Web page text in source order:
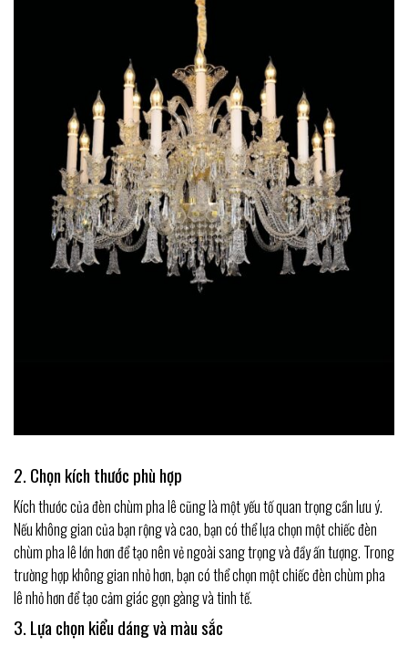
2. Chọn kích thước phù hợp
Kích thước của đèn chùm pha lê cũng là một yếu tố quan trọng cần lưu ý.
Nếu không gian của bạn rộng và cao, bạn có thể lựa chọn một chiếc đèn
chùm pha lê lớn hơn để tạo nên vẻ ngoài sang trọng và đầy ấn tượng. Trong
trường hợp không gian nhỏ hơn, bạn có thể chọn một chiếc đèn chùm pha
lê nhỏ hơn để tạo cảm giác gọn gàng và tinh tế.
3. Lựa chọn kiểu dáng và màu sắc